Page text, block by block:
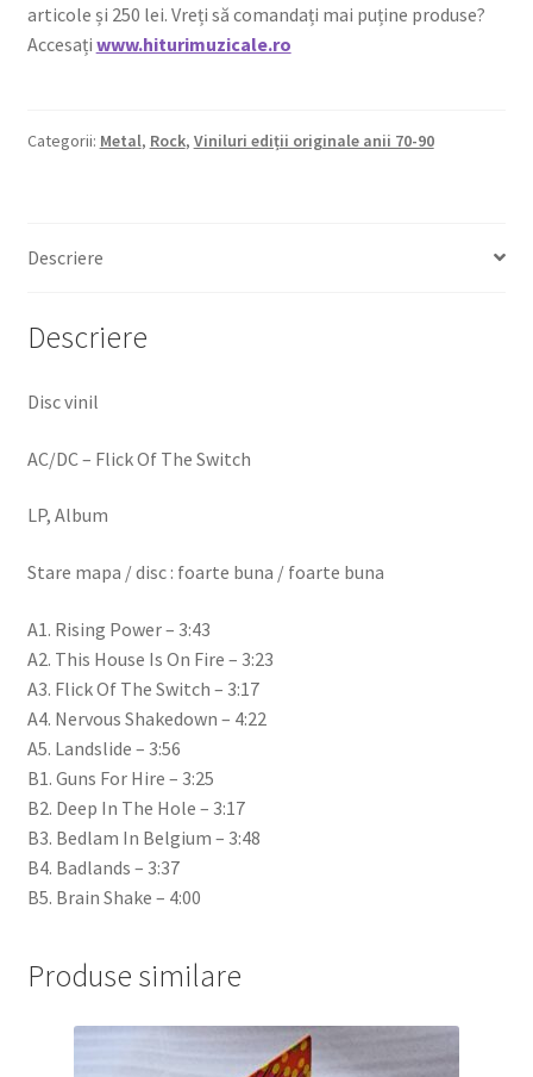
articole și 250 lei. Vreți să comandați mai puține produse?
Accesați www.hiturimuzicale.ro
Categorii: Metal, Rock, Viniluri ediții originale anii 70-90
Descriere
Descriere
Disc vinil
AC/DC – Flick Of The Switch
LP, Album
Stare mapa / disc : foarte buna / foarte buna
A1. Rising Power – 3:43
A2. This House Is On Fire – 3:23
A3. Flick Of The Switch – 3:17
A4. Nervous Shakedown – 4:22
A5. Landslide – 3:56
B1. Guns For Hire – 3:25
B2. Deep In The Hole – 3:17
B3. Bedlam In Belgium – 3:48
B4. Badlands – 3:37
B5. Brain Shake – 4:00
Produse similare